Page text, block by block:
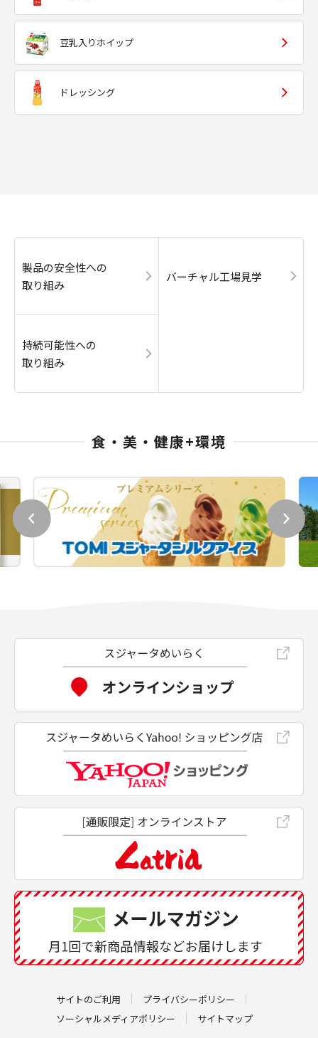
豆乳入りホイップ
ドレッシング
製品の安全性への
取り組み
バーチャル工場見学
持続可能性への
取り組み
食・美・健康+環境
サイトのご利用
プライバシーポリシー
ソーシャルメディアポリシー
サイトマップ